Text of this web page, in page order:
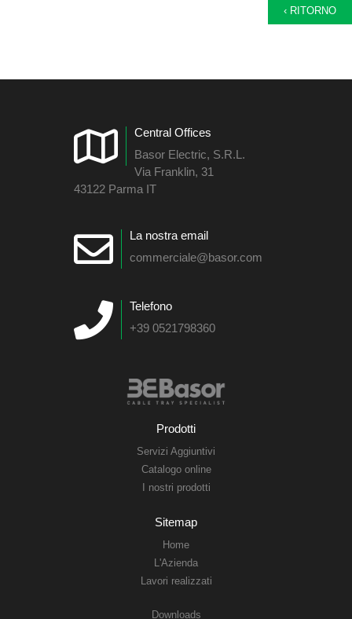
‹ RITORNO
Central Offices
Basor Electric, S.R.L.
Via Franklin, 31
43122 Parma IT
La nostra email
commerciale@basor.com
Telefono
+39 0521798360
Prodotti
Servizi Aggiuntivi
Catalogo online
I nostri prodotti
Sitemap
Home
L'Azienda
Lavori realizzati
Downloads